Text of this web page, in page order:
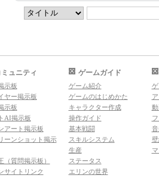
ミュニティ
示板
ヤー掲示板
示板
AI掲示板
アート掲示板
ーンショット掲示
（質問掲示板）
サイトリンク
ゲームガイド
ゲーム紹介
ゲームのはじめかた
キャラクター作成
操作ガイド
基本戦闘
スキルシステム
生産
ステータス
エリンの世界